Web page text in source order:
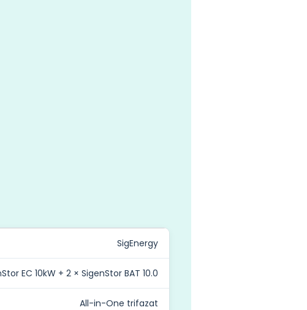
SigEnergy
EC 10kW + 2 × SigenStor BAT 10.0
All-in-One trifazat